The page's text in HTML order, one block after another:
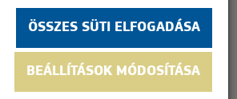
ÖSSZES SÜTI ELFOGADÁSA
BEÁLLÍTÁSOK MÓDOSÍTÁSA